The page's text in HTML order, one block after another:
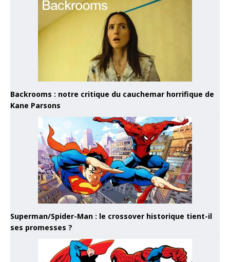
Backrooms : notre critique du cauchemar horrifique de
Kane Parsons
Superman/Spider-Man : le crossover historique tient-il
ses promesses ?